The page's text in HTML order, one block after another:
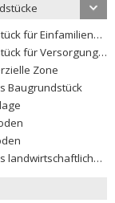
für Einfamilienhäuser
für Versorgungseinrichtungen
Zone
Baugrundstück
Grundstück